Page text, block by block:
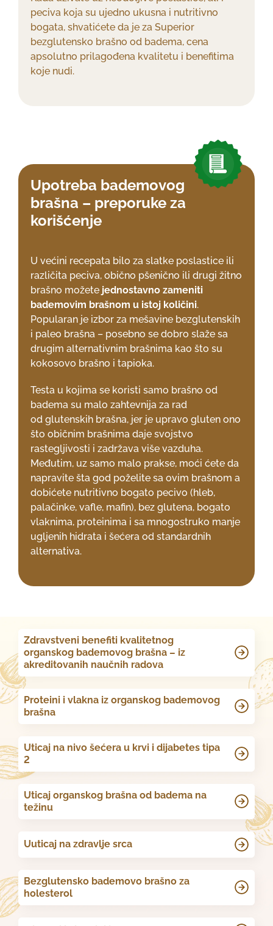
peciva koja su ujedno ukusna i nutritivno
bogata, shvatićete da je za Superior
bezglutensko brašno od badema, cena
apsolutno prilagođena kvalitetu i benefitima
koje nudi.
Upotreba bademovog
brašna – preporuke za
korišćenje
U većini recepata bilo za slatke poslastice ili
različita peciva, obično pšenično ili drugi žitno
brašno možete jednostavno zameniti
bademovim brašnom u istoj količini.
Popularan je izbor za mešavine bezglutenskih
i paleo brašna – posebno se dobro slaže sa
drugim alternativnim brašnima kao što su
kokosovo brašno i tapioka.
Testa u kojima se koristi samo brašno od
badema su malo zahtevnija za rad
od glutenskih brašna, jer je upravo gluten ono
što običnim brašnima daje svojstvo
rastegljivosti i zadržava više vazduha.
Međutim, uz samo malo prakse, moći ćete da
napravite šta god poželite sa ovim brašnom a
dobićete nutritivno bogato pecivo (hleb,
palačinke, vafle, mafin), bez glutena, bogato
vlaknima, proteinima i sa mnogostruko manje
ugljenih hidrata i šećera od standardnih
alternativa.
Zdravstveni benefiti kvalitetnog
organskog bademovog brašna – iz
akreditovanih naučnih radova
Proteini i vlakna iz organskog bademovog
brašna
Uticaj na nivo šećera u krvi i dijabetes tipa
2
Uticaj organskog brašna od badema na
težinu
Uuticaj na zdravlje srca
Bezglutensko bademovo brašno za
holesterol